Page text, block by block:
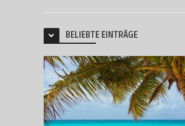
BELIEBTE EINTRÄGE